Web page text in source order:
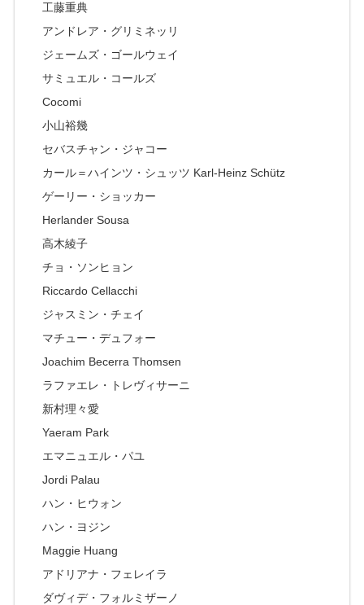
工藤重典
アンドレア・グリミネッリ
ジェームズ・ゴールウェイ
サミュエル・コールズ
Cocomi
小山裕幾
セバスチャン・ジャコー
カール＝ハインツ・シュッツ Karl-Heinz Schütz
ゲーリー・ショッカー
Herlander Sousa
高木綾子
チョ・ソンヒョン
Riccardo Cellacchi
ジャスミン・チェイ
マチュー・デュフォー
Joachim Becerra Thomsen
ラファエレ・トレヴィサーニ
新村理々愛
Yaeram Park
エマニュエル・パユ
Jordi Palau
ハン・ヒウォン
ハン・ヨジン
Maggie Huang
アドリアナ・フェレイラ
ダヴィデ・フォルミザーノ